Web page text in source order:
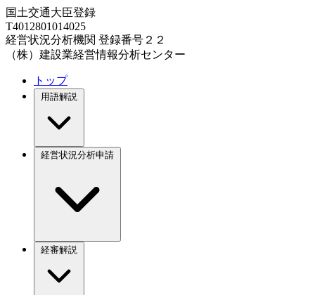
国土交通大臣登録
T4012801014025
経営状況分析機関 登録番号２２
（株）建設業経営情報分析センター
トップ
用語解説
経営状況分析申請
経審解説